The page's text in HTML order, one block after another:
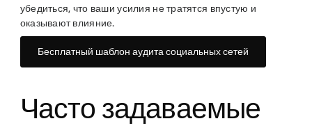
убедиться, что ваши усилия не тратятся впустую и
оказывают влияние.
Бесплатный шаблон аудита социальных сетей
Часто задаваемые